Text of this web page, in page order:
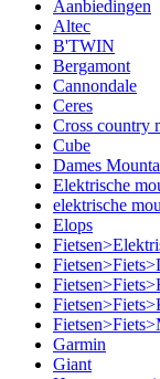
Aanbiedingen
Altec
B'TWIN
Bergamont
Cannondale
Ceres
Cross country
Cube
Dames
Elektrische
elektrische
Elops
Garmin
Giant